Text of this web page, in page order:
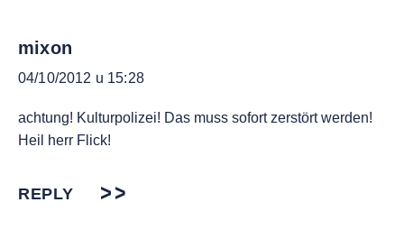
mixon
04/10/2012 u 15:28
achtung! Kulturpolizei! Das muss sofort zerstört werden!
Heil herr Flick!
REPLY